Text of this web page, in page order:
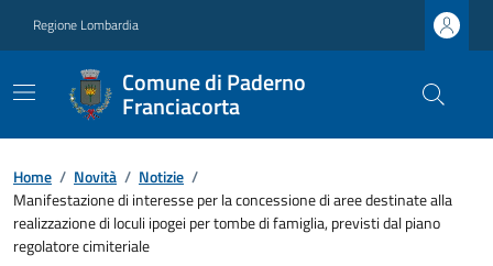
Regione Lombardia
Comune di Paderno
Franciacorta
Home / Novità / Notizie /
Manifestazione di interesse per la concessione di aree destinate alla
realizzazione di loculi ipogei per tombe di famiglia, previsti dal piano
regolatore cimiteriale